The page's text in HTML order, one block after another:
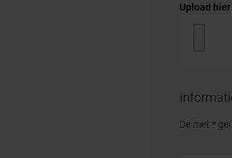
Upload hier
De met *